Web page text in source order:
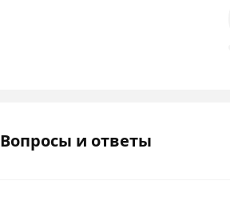
Вопросы и ответы